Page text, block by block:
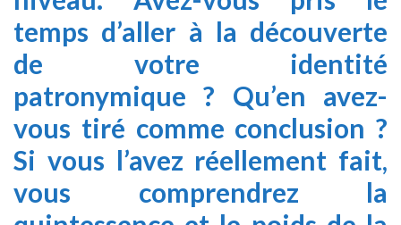
temps d’aller à la découverte
de votre identité
patronymique ? Qu’en avez-
vous tiré comme conclusion ?
Si vous l’avez réellement fait,
vous comprendrez la